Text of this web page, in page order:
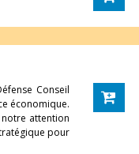
Conseil
économique.
attention
pour